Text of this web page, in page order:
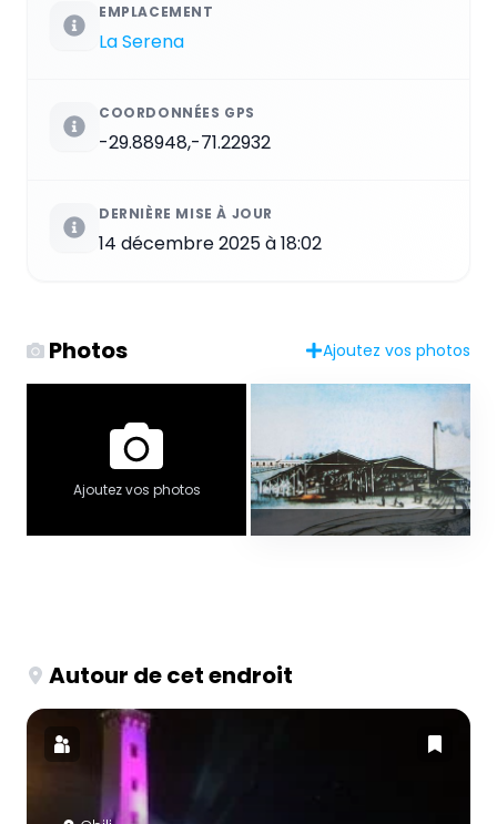
EMPLACEMENT
La Serena
COORDONNÉES GPS
-29.88948,-71.22932
DERNIÈRE MISE À JOUR
14 décembre 2025 à 18:02
Photos Ajoutez vos photos
Ajoutez vos photos
Autour de cet endroit